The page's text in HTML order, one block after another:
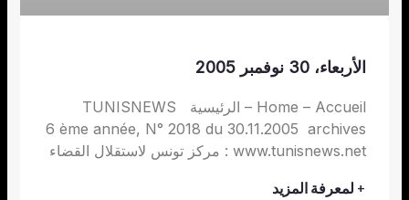
الأربعاء، 30 نوفمبر 2005
Home – Accueil – الرئيسية TUNISNEWS
6 ème année, N° 2018 du 30.11.2005 archives
: www.tunisnews.net مركز تونس لاستقلال القضاء
+ لمعرفة المزيد